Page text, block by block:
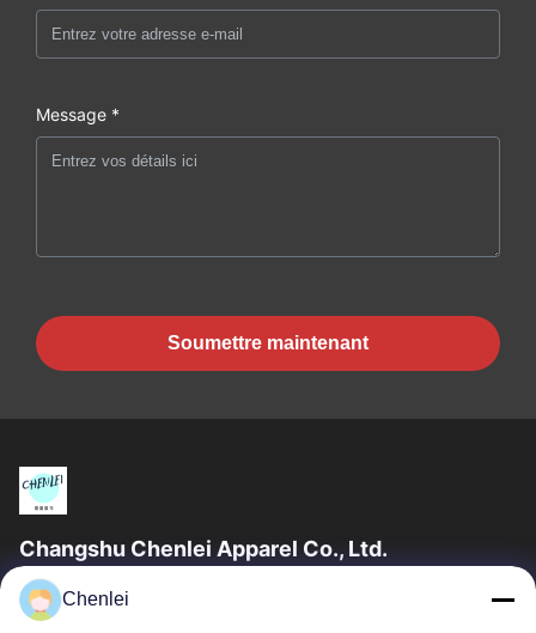
Message *
Soumettre maintenant
Changshu Chenlei Apparel Co., Ltd.
La société CHANGSHU CHENLEI APPAREL CO., LTD a été
créée en tant que telle. Notre usine a été créée en 2011, située
Chenlei